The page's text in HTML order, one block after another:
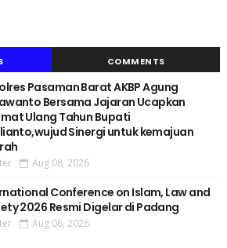
COMMENTS
Pasaman Barat AKBP Agung
Bersama Jajaran Ucapkan
Ulang Tahun Bupati
Sinergi untuk kemajuan
Aug 08, 2026
Conference on Islam, Law and
2026 Resmi Digelar di Padang
Aug 06, 2026